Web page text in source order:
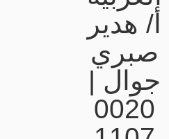
أ/ هدير
صبري
جوال |
0020